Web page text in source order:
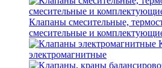
Клапаны смесительные,
смесительные и
электромагнитные